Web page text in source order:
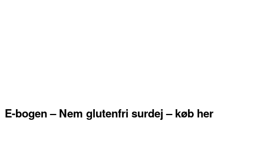
E-bogen – Nem glutenfri surdej – køb her